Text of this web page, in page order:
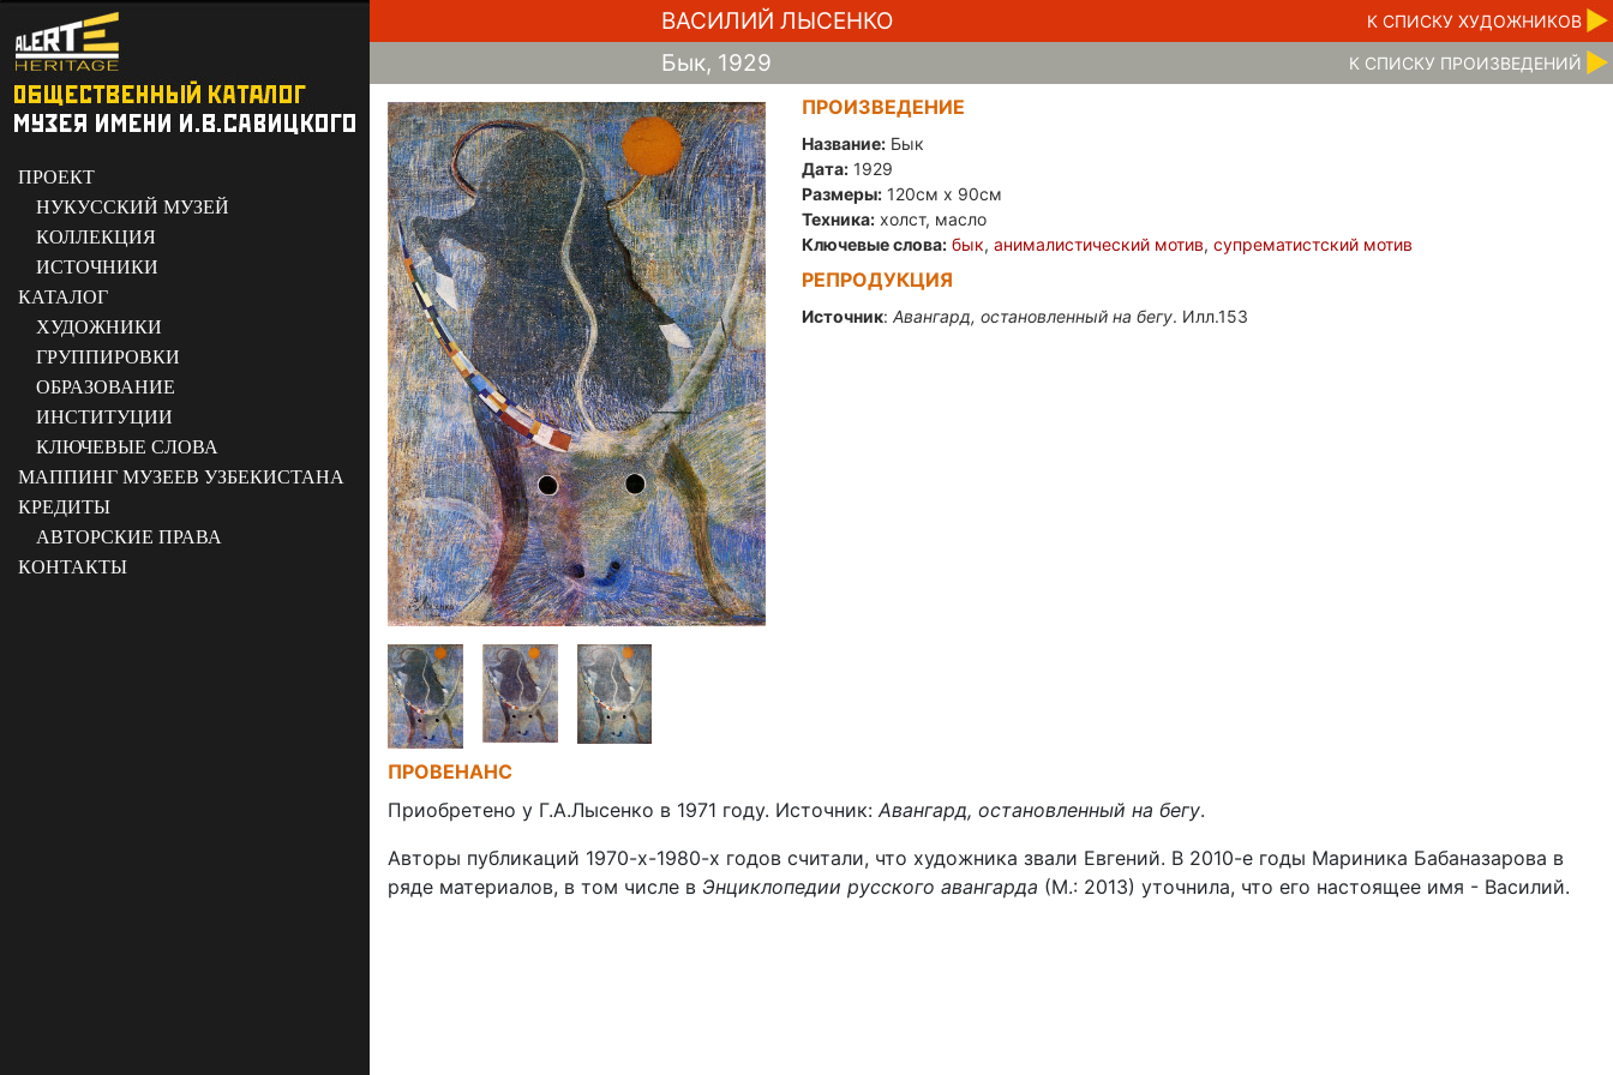
ПРОЕКТ
НУКУССКИЙ МУЗЕЙ
КОЛЛЕКЦИЯ
ИСТОЧНИКИ
КАТАЛОГ
ХУДОЖНИКИ
ГРУППИРОВКИ
ОБРАЗОВАНИЕ
ИНСТИТУЦИИ
КЛЮЧЕВЫЕ СЛОВА
МАППИНГ МУЗЕЕВ УЗБЕКИСТАНА
КРЕДИТЫ
АВТОРСКИЕ ПРАВА
КОНТАКТЫ
ВАСИЛИЙ ЛЫСЕНКО К CПИСКУ ХУДОЖНИКОВ
Бык, 1929 К CПИСКУ ПРОИЗВЕДЕНИЙ
ПРОИЗВЕДЕНИЕ
Название: Бык
Дата: 1929
Размеры: 120см x 90см
Техника: холст, масло
Ключевые слова: бык,анималистический мотив,супрематистский мотив
РЕПРОДУКЦИЯ
Источник:Авангард, остановленный на бегу. Илл.153
ПРОВЕНАНС
Приобретено у Г.А.Лысенко в 1971 году. Источник: Авангард, остановленный на бегу.
Авторы публикаций 1970-х-1980-х годов считали, что художника звали Евгений. В 2010-е годы Мариника Бабаназарова в
ряде материалов, в том числе в Энциклопедии русского авангарда (М.: 2013) уточнила, что его настоящее имя - Василий.